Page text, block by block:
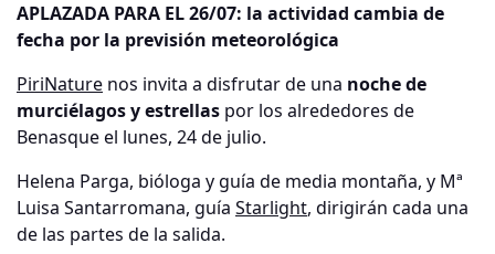
APLAZADA PARA EL 26/07: la actividad cambia de
fecha por la previsión meteorológica
PiriNature nos invita a disfrutar de una noche de
murciélagos y estrellas por los alrededores de
Benasque el lunes, 24 de julio.
Helena Parga, bióloga y guía de media montaña, y Mª
Luisa Santarromana, guía Starlight, dirigirán cada una
de las partes de la salida.